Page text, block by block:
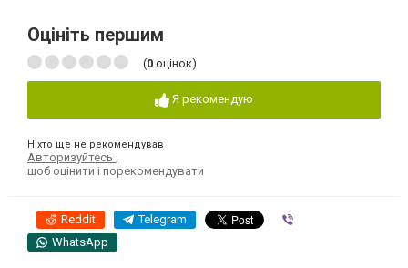
Оцініть першим
(0 оцінок)
Я рекомендую
Ніхто ще не рекомендував
Авторизуйтесь
щоб оцінити і порекомендувати
Reddit Telegram
WhatsApp